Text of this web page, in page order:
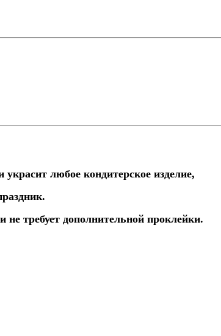
любое кондитерское изделие,
требует дополнительной проклейки.